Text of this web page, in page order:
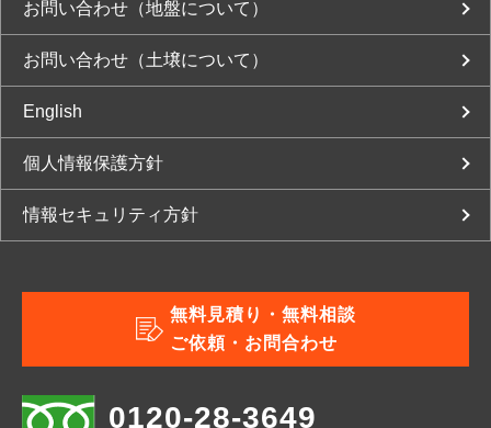
お問い合わせ（地盤について）
お問い合わせ（土壌について）
English
個人情報保護方針
情報セキュリティ方針
無料見積り・無料相談
ご依頼・お問合わせ
0120-28-3649